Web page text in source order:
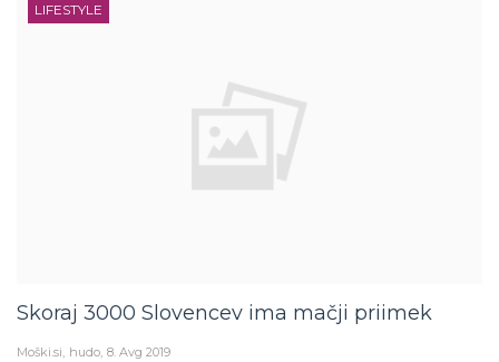
LIFESTYLE
Skoraj 3000 Slovencev ima mačji priimek
Moški.si hudo 8. Avg 2019